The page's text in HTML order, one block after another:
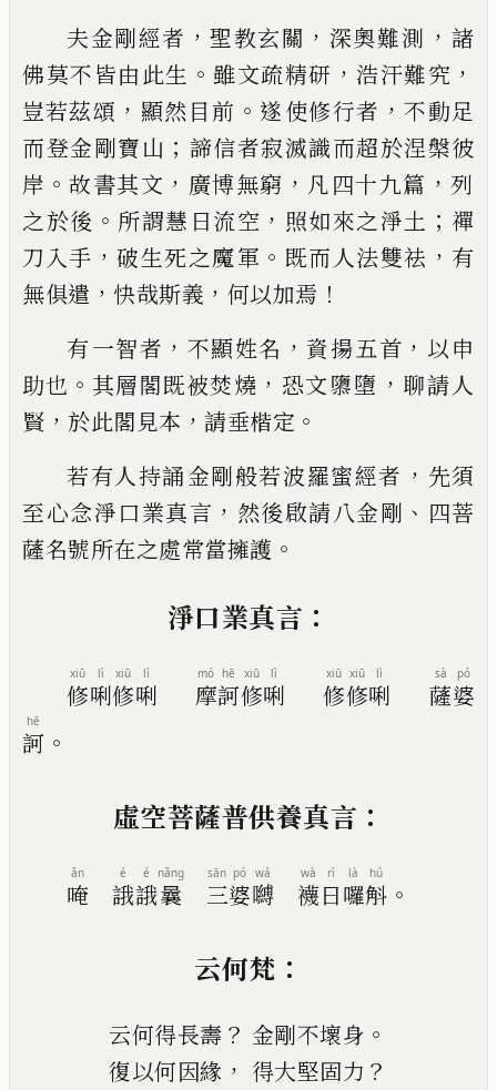
夫金剛經者 ， 聖教玄關 ， 深奧難測 ， 諸
佛莫不皆由此生 。 雖文疏精研 ， 浩汗難究 ，
豈若茲頌 ， 顯然目前 。 遂使修行者 ， 不動足
而登金剛寶山 ； 諦信者寂滅識而超於涅槃彼
岸 。 故書其文 ， 廣博無窮 ， 凡四十九篇 ， 列
之於後 。 所謂慧日流空 ， 照如來之淨土 ； 禪
刀入手 ， 破生死之魔軍 。 既而人法雙祛 ， 有
無俱遣 ， 快哉斯義 ， 何以加焉 ！
有一智者 ， 不顯姓名 ， 資揚五首 ， 以申
助也 。 其層閣既被焚燒 ， 恐文隳墮 ， 聊請人
賢 ， 於此閣見本 ， 請垂楷定 。
若有人持誦金剛般若波羅蜜經者 ， 先須
至心念淨口業真言 ， 然後啟請八金剛 、 四菩
薩名號所在之處常當擁護 。
淨口業真言 ：
修
xiū
唎
lì
修
xiū
唎
lì
摩
mó
訶
hē
修
xiū
唎
lì
修
xiū
修
xiū
唎
lì
薩
sà
婆
pó
訶
hē
。
虛空菩薩普供養真言 ：
唵
ǎn
誐
é
誐
é
曩
nǎng
三
sān
婆
pó
嚩
wá
襪
wà
日
rì
囉
là
斛
hú
。
云何梵 ：
云何得長壽 ？ 金剛不壞身 。
復以何因緣 ， 得大堅固力 ？